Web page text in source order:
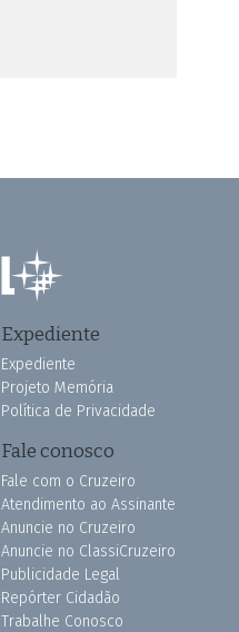
Expediente
Expediente
Projeto Memória
Política de Privacidade
Fale conosco
Fale com o Cruzeiro
Atendimento ao Assinante
Anuncie no Cruzeiro
Anuncie no ClassiCruzeiro
Publicidade Legal
Repórter Cidadão
Trabalhe Conosco